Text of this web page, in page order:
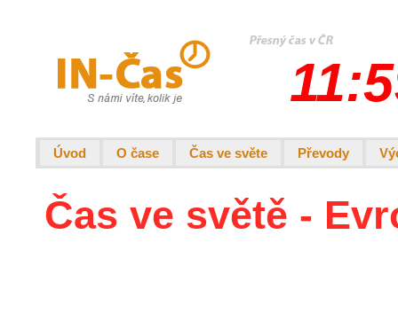
Úvod O čase Čas ve světe Převody
Čas ve světě -